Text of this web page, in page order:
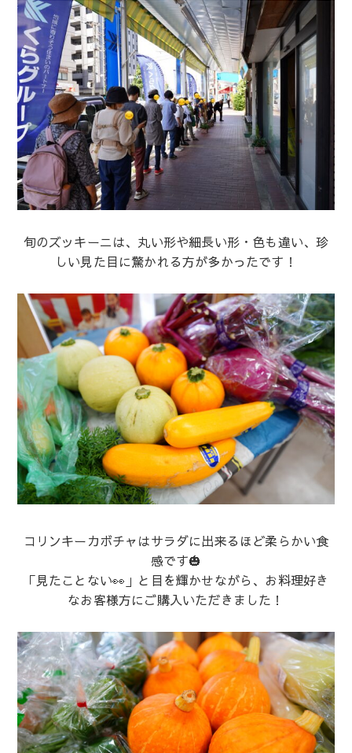
旬のズッキーニは、丸い形や細長い形・色も違い、珍
しい見た目に驚かれる方が多かったです！
コリンキーカボチャはサラダに出来るほど柔らかい食
感です🎃
「見たことない👀」と目を輝かせながら、お料理好き
なお客様方にご購入いただきました！